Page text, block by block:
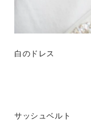
白のドレス
サッシュベルト